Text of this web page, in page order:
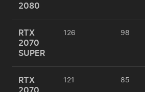
2080
RTX
2070
SUPER
126 98
RTX
2070
121 85